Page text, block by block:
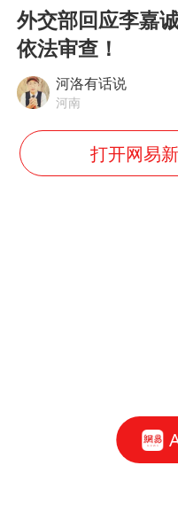
外交部回应李嘉
依法审查！
河洛有话说
河南
打开网易